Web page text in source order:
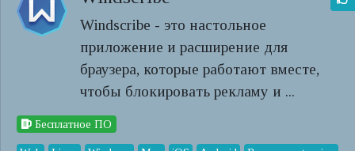
Windscribe - это настольное
приложение и расширение для
браузера, которые работают вместе,
чтобы блокировать рекламу и ...
Бесплатное ПО